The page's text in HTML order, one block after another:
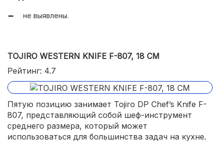
не выявлены.
TOJIRO WESTERN KNIFE F-807, 18 СМ
Рейтинг: 4.7
Пятую позицию занимает Tojiro DP Chef’s Knife F-
807, представляющий собой шеф-инструмент
среднего размера, который может
использоваться для большинства задач на кухне.